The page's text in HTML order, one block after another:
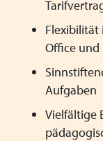
Flexibilität
Office und
Aufgaben
Vielfältige